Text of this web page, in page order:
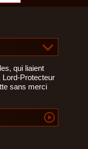
qui liaient
Lord-Protecteur
sans merci